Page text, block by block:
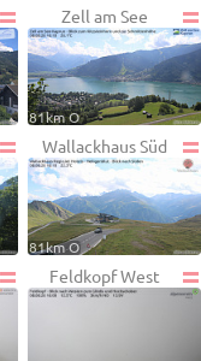
Zell am See
81km O
Wallackhaus Süd
81km O
Feldkopf West